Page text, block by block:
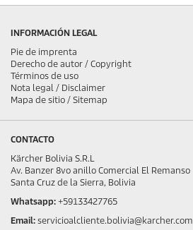
INFORMACIÓN LEGAL
Pie de imprenta
Derecho de autor / Copyright
Términos de uso
Nota legal / Disclaimer
Mapa de sitio / Sitemap
CONTACTO
Kärcher Bolivia S.R.L
Av. Banzer 8vo anillo Comercial El Remanso
Santa Cruz de la Sierra, Bolivia
Whatsapp: +59133427765
Email: servicioalcliente.bolivia@karcher.com